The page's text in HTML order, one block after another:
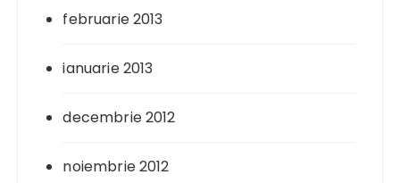
februarie 2013
ianuarie 2013
decembrie 2012
noiembrie 2012